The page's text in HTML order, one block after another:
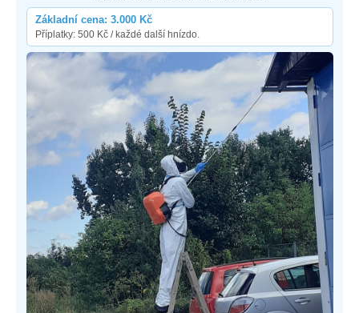
Základní cena: 3.000 Kč
Příplatky: 500 Kč / každé další hnízdo.